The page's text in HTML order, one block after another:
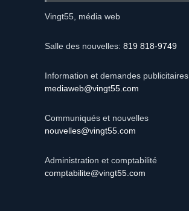
Vingt55, média web
Salle des nouvelles: 819 818-9749
Information et demandes publicitaires
mediaweb@vingt55.com
Communiqués et nouvelles
nouvelles@vingt55.com
Administration et comptabilité
comptabilite@vingt55.com